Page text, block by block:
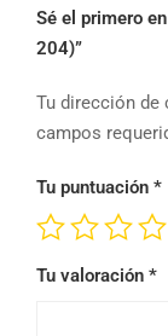
Sé el primero
204)”
Tu dirección de
campos
Tu puntuación *
Tu valoración *